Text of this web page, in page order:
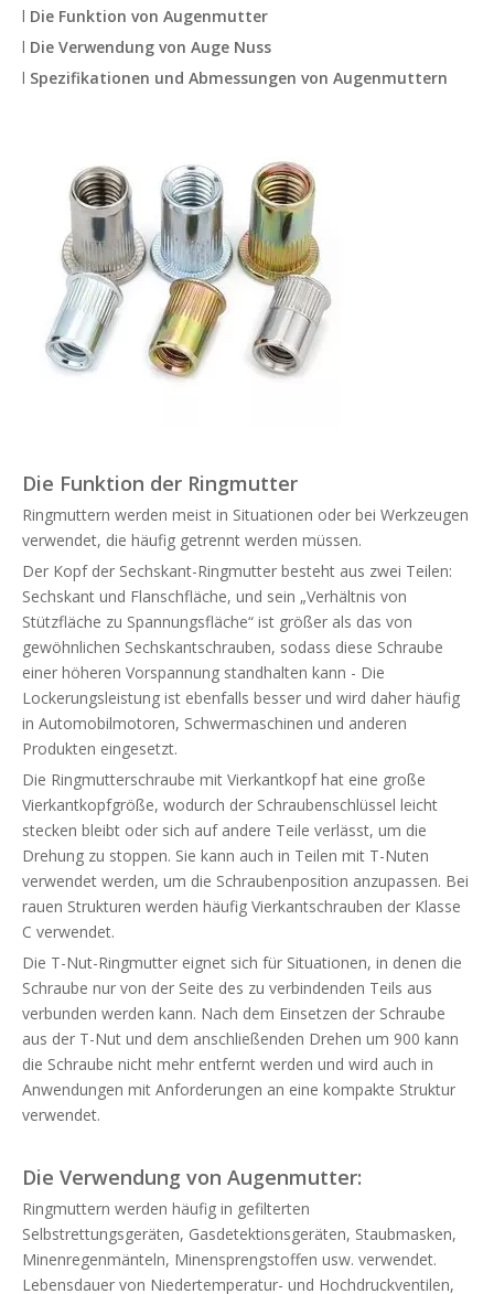
l Die Funktion von Augenmutter
l Die Verwendung von Auge Nuss
l Spezifikationen und Abmessungen von Augenmuttern
Die Funktion der Ringmutter
Ringmuttern werden meist in Situationen oder bei Werkzeugen
verwendet, die häufig getrennt werden müssen.
Der Kopf der Sechskant-Ringmutter besteht aus zwei Teilen:
Sechskant und Flanschfläche, und sein „Verhältnis von
Stützfläche zu Spannungsfläche“ ist größer als das von
gewöhnlichen Sechskantschrauben, sodass diese Schraube
einer höheren Vorspannung standhalten kann - Die
Lockerungsleistung ist ebenfalls besser und wird daher häufig
in Automobilmotoren, Schwermaschinen und anderen
Produkten eingesetzt.
Die Ringmutterschraube mit Vierkantkopf hat eine große
Vierkantkopfgröße, wodurch der Schraubenschlüssel leicht
stecken bleibt oder sich auf andere Teile verlässt, um die
Drehung zu stoppen. Sie kann auch in Teilen mit T-Nuten
verwendet werden, um die Schraubenposition anzupassen. Bei
rauen Strukturen werden häufig Vierkantschrauben der Klasse
C verwendet.
Die T-Nut-Ringmutter eignet sich für Situationen, in denen die
Schraube nur von der Seite des zu verbindenden Teils aus
verbunden werden kann. Nach dem Einsetzen der Schraube
aus der T-Nut und dem anschließenden Drehen um 900 kann
die Schraube nicht mehr entfernt werden und wird auch in
Anwendungen mit Anforderungen an eine kompakte Struktur
verwendet.
Die Verwendung von Augenmutter:
Ringmuttern werden häufig in gefilterten
Selbstrettungsgeräten, Gasdetektionsgeräten, Staubmasken,
Minenregenmänteln, Minensprengstoffen usw. verwendet.
Lebensdauer von Niedertemperatur- und Hochdruckventilen,